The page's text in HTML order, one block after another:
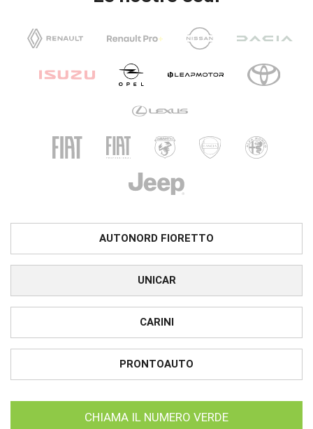
AUTONORD FIORETTO
UNICAR
CARINI
PRONTOAUTO
CHIAMA IL NUMERO VERDE